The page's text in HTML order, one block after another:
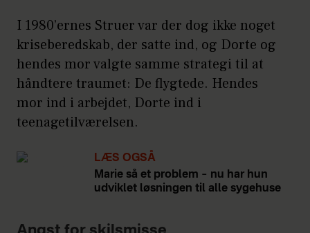
I 1980’ernes Struer var der dog ikke noget
kriseberedskab, der satte ind, og Dorte og
hendes mor valgte samme strategi til at
håndtere traumet: De flygtede. Hendes
mor ind i arbejdet, Dorte ind i
teenagetilværelsen.
LÆS OGSÅ
Marie så et problem – nu har hun
udviklet løsningen til alle sygehuse